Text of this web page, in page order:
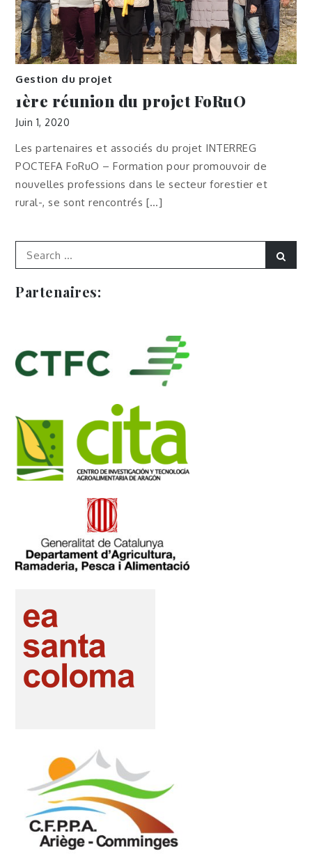
Gestion du projet
1ère réunion du projet FoRuO
Juin 1, 2020
Les partenaires et associés du projet INTERREG
POCTEFA FoRuO – Formation pour promouvoir de
nouvelles professions dans le secteur forestier et
rural-, se sont rencontrés […]
Search
for:
Partenaires: